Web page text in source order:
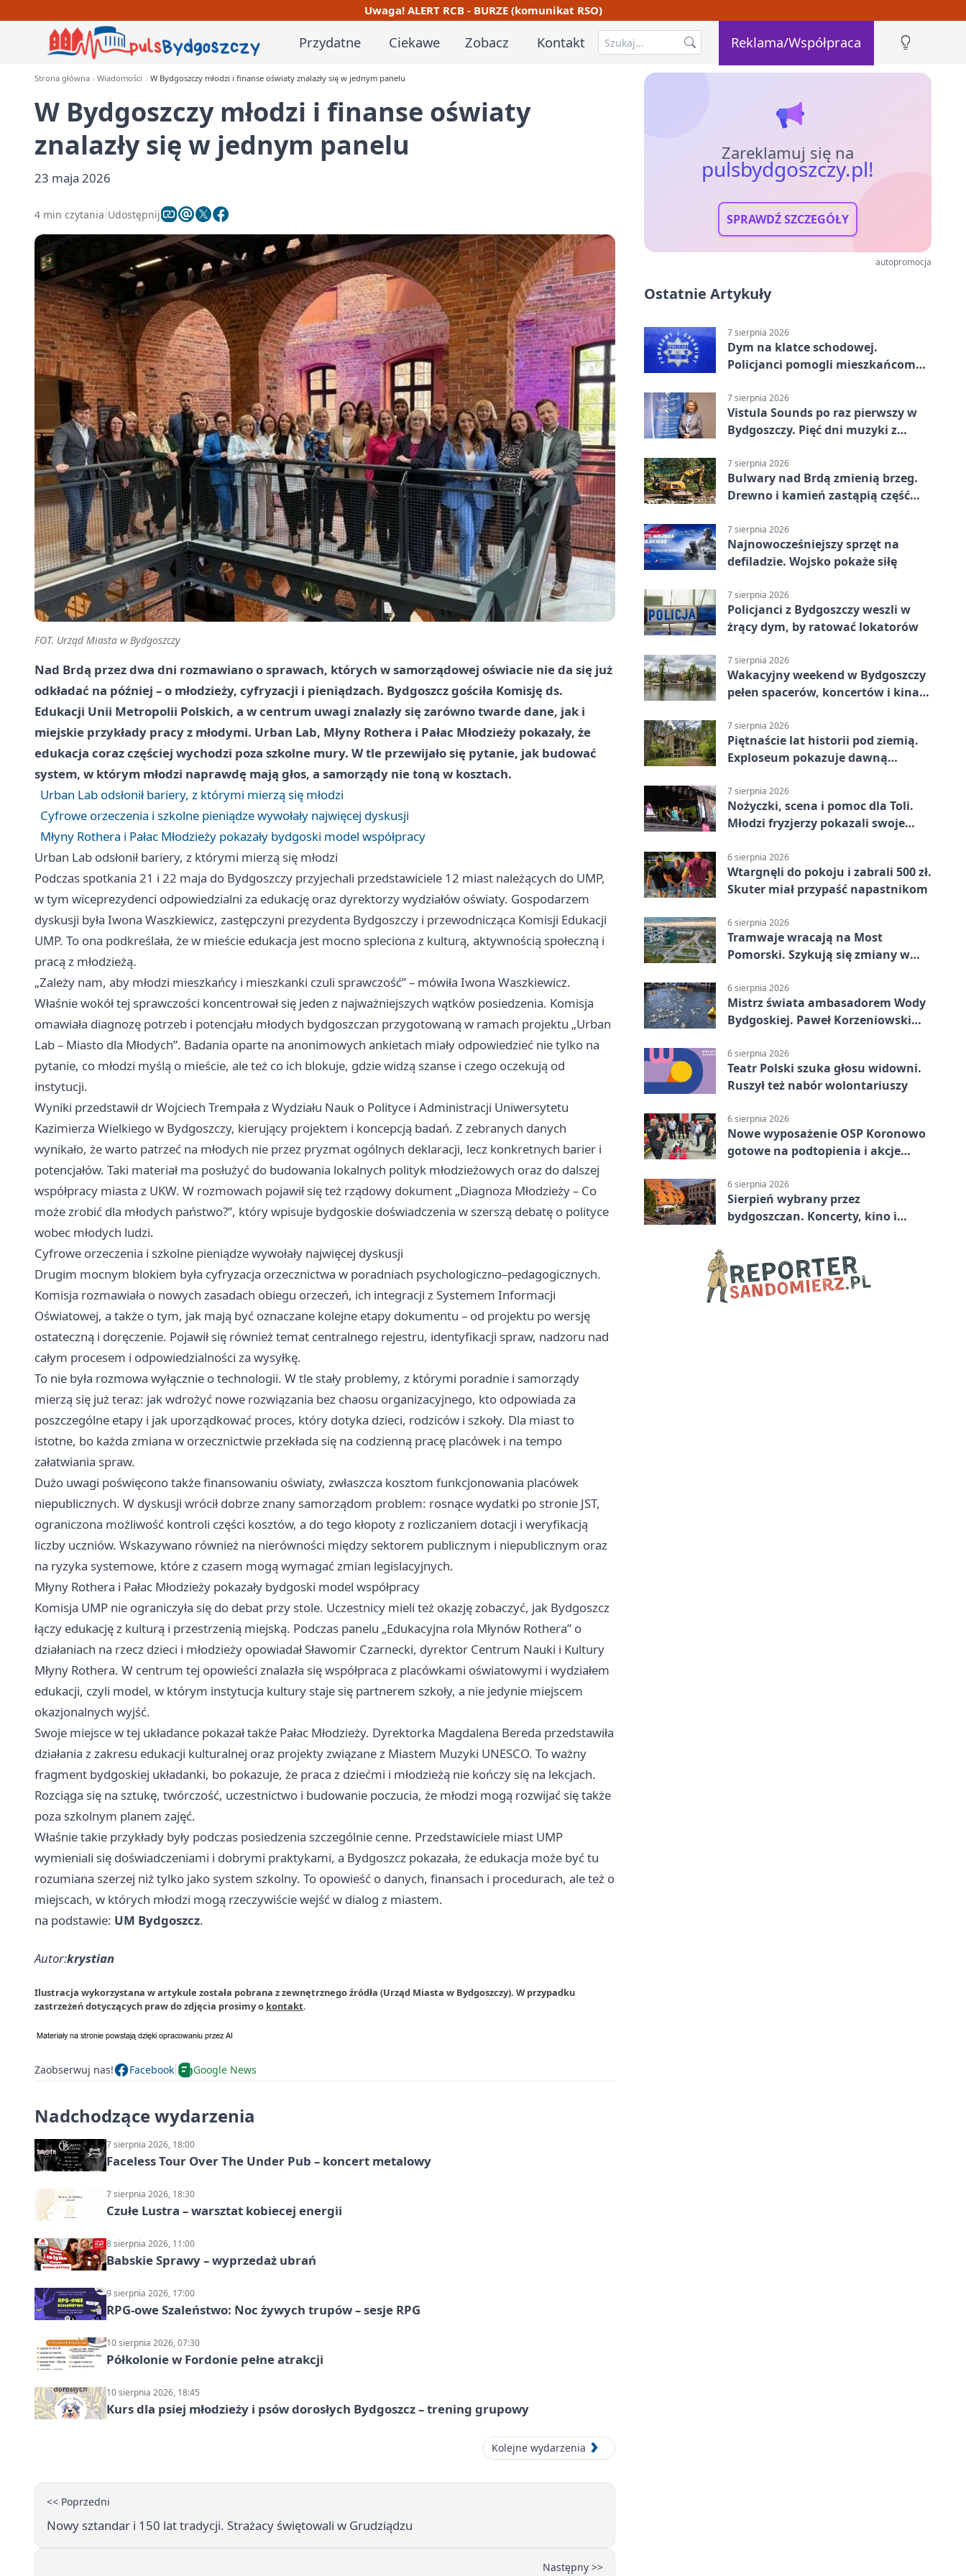
Uwaga! ALERT RCB - BURZE (komunikat RSO)
Przydatne Ciekawe Zobacz Kontakt Reklama/Współpraca
Strona główna Wiadomości W Bydgoszczy młodzi i finanse oświaty znalazły się w jednym panelu
W Bydgoszczy młodzi i finanse oświaty
znalazły się w jednym panelu
23 maja 2026
4 min czytania Udostępnij
FOT. Urząd Miasta w Bydgoszczy
Nad Brdą przez dwa dni rozmawiano o sprawach, których w samorządowej oświacie nie da się już
odkładać na później – o młodzieży, cyfryzacji i pieniądzach. Bydgoszcz gościła Komisję ds.
Edukacji Unii Metropolii Polskich, a w centrum uwagi znalazły się zarówno twarde dane, jak i
miejskie przykłady pracy z młodymi. Urban Lab, Młyny Rothera i Pałac Młodzieży pokazały, że
edukacja coraz częściej wychodzi poza szkolne mury. W tle przewijało się pytanie, jak budować
system, w którym młodzi naprawdę mają głos, a samorządy nie toną w kosztach.
Urban Lab odsłonił bariery, z którymi mierzą się młodzi
Cyfrowe orzeczenia i szkolne pieniądze wywołały najwięcej dyskusji
Młyny Rothera i Pałac Młodzieży pokazały bydgoski model współpracy
Urban Lab odsłonił bariery, z którymi mierzą się młodzi
Podczas spotkania 21 i 22 maja do Bydgoszczy przyjechali przedstawiciele 12 miast należących do UMP,
w tym wiceprezydenci odpowiedzialni za edukację oraz dyrektorzy wydziałów oświaty. Gospodarzem
dyskusji była Iwona Waszkiewicz, zastępczyni prezydenta Bydgoszczy i przewodnicząca Komisji Edukacji
UMP. To ona podkreślała, że w mieście edukacja jest mocno spleciona z kulturą, aktywnością społeczną i
pracą z młodzieżą.
„Zależy nam, aby młodzi mieszkańcy i mieszkanki czuli sprawczość” – mówiła Iwona Waszkiewicz.
Właśnie wokół tej sprawczości koncentrował się jeden z najważniejszych wątków posiedzenia. Komisja
omawiała diagnozę potrzeb i potencjału młodych bydgoszczan przygotowaną w ramach projektu „Urban
Lab – Miasto dla Młodych”. Badania oparte na anonimowych ankietach miały odpowiedzieć nie tylko na
pytanie, co młodzi myślą o mieście, ale też co ich blokuje, gdzie widzą szanse i czego oczekują od
instytucji.
Wyniki przedstawił dr Wojciech Trempała z Wydziału Nauk o Polityce i Administracji Uniwersytetu
Kazimierza Wielkiego w Bydgoszczy, kierujący projektem i koncepcją badań. Z zebranych danych
wynikało, że warto patrzeć na młodych nie przez pryzmat ogólnych deklaracji, lecz konkretnych barier i
potencjałów. Taki materiał ma posłużyć do budowania lokalnych polityk młodzieżowych oraz do dalszej
współpracy miasta z UKW. W rozmowach pojawił się też rządowy dokument „Diagnoza Młodzieży – Co
może zrobić dla młodych państwo?”, który wpisuje bydgoskie doświadczenia w szerszą debatę o polityce
wobec młodych ludzi.
Cyfrowe orzeczenia i szkolne pieniądze wywołały najwięcej dyskusji
Drugim mocnym blokiem była cyfryzacja orzecznictwa w poradniach psychologiczno–pedagogicznych.
Komisja rozmawiała o nowych zasadach obiegu orzeczeń, ich integracji z Systemem Informacji
Oświatowej, a także o tym, jak mają być oznaczane kolejne etapy dokumentu – od projektu po wersję
ostateczną i doręczenie. Pojawił się również temat centralnego rejestru, identyfikacji spraw, nadzoru nad
całym procesem i odpowiedzialności za wysyłkę.
To nie była rozmowa wyłącznie o technologii. W tle stały problemy, z którymi poradnie i samorządy
mierzą się już teraz: jak wdrożyć nowe rozwiązania bez chaosu organizacyjnego, kto odpowiada za
poszczególne etapy i jak uporządkować proces, który dotyka dzieci, rodziców i szkoły. Dla miast to
istotne, bo każda zmiana w orzecznictwie przekłada się na codzienną pracę placówek i na tempo
załatwiania spraw.
Dużo uwagi poświęcono także finansowaniu oświaty, zwłaszcza kosztom funkcjonowania placówek
niepublicznych. W dyskusji wrócił dobrze znany samorządom problem: rosnące wydatki po stronie JST,
ograniczona możliwość kontroli części kosztów, a do tego kłopoty z rozliczaniem dotacji i weryfikacją
liczby uczniów. Wskazywano również na nierówności między sektorem publicznym i niepublicznym oraz
na ryzyka systemowe, które z czasem mogą wymagać zmian legislacyjnych.
Młyny Rothera i Pałac Młodzieży pokazały bydgoski model współpracy
Komisja UMP nie ograniczyła się do debat przy stole. Uczestnicy mieli też okazję zobaczyć, jak Bydgoszcz
łączy edukację z kulturą i przestrzenią miejską. Podczas panelu „Edukacyjna rola Młynów Rothera” o
działaniach na rzecz dzieci i młodzieży opowiadał Sławomir Czarnecki, dyrektor Centrum Nauki i Kultury
Młyny Rothera. W centrum tej opowieści znalazła się współpraca z placówkami oświatowymi i wydziałem
edukacji, czyli model, w którym instytucja kultury staje się partnerem szkoły, a nie jedynie miejscem
okazjonalnych wyjść.
Swoje miejsce w tej układance pokazał także Pałac Młodzieży. Dyrektorka Magdalena Bereda przedstawiła
działania z zakresu edukacji kulturalnej oraz projekty związane z Miastem Muzyki UNESCO. To ważny
fragment bydgoskiej układanki, bo pokazuje, że praca z dziećmi i młodzieżą nie kończy się na lekcjach.
Rozciąga się na sztukę, twórczość, uczestnictwo i budowanie poczucia, że młodzi mogą rozwijać się także
poza szkolnym planem zajęć.
Właśnie takie przykłady były podczas posiedzenia szczególnie cenne. Przedstawiciele miast UMP
wymieniali się doświadczeniami i dobrymi praktykami, a Bydgoszcz pokazała, że edukacja może być tu
rozumiana szerzej niż tylko jako system szkolny. To opowieść o danych, finansach i procedurach, ale też o
miejscach, w których młodzi mogą rzeczywiście wejść w dialog z miastem.
na podstawie: UM Bydgoszcz.
Autor:krystian
Ilustracja wykorzystana w artykule została pobrana z zewnętrznego źródła (Urząd Miasta w Bydgoszczy). W przypadku
zastrzeżeń dotyczących praw do zdjęcia prosimy o kontakt.
Zaobserwuj nas! Facebook Google News
Nadchodzące wydarzenia
7 sierpnia 2026, 18:00
Faceless Tour Over The Under Pub – koncert metalowy
7 sierpnia 2026, 18:30
Czułe Lustra – warsztat kobiecej energii
8 sierpnia 2026, 11:00
Babskie Sprawy – wyprzedaż ubrań
9 sierpnia 2026, 17:00
RPG-owe Szaleństwo: Noc żywych trupów – sesje RPG
10 sierpnia 2026, 07:30
Półkolonie w Fordonie pełne atrakcji
10 sierpnia 2026, 18:45
Kurs dla psiej młodzieży i psów dorosłych Bydgoszcz – trening grupowy
Kolejne wydarzenia
<< Poprzedni
Nowy sztandar i 150 lat tradycji. Strażacy świętowali w Grudziądzu
Następny >>
Zareklamuj się na
pulsbydgoszczy.pl!
SPRAWDŹ SZCZEGÓŁY
autopromocja
Ostatnie Artykuły
7 sierpnia 2026
Dym na klatce schodowej.
Policjanci pomogli mieszkańcom
7 sierpnia 2026
Vistula Sounds po raz pierwszy w
Bydgoszczy. Pięć dni muzyki z
7 sierpnia 2026
Bulwary nad Brdą zmienią brzeg.
Drewno i kamień zastąpią część
7 sierpnia 2026
Najnowocześniejszy sprzęt na
defiladzie. Wojsko pokaże siłę
7 sierpnia 2026
Policjanci z Bydgoszczy weszli w
żrący dym, by ratować lokatorów
7 sierpnia 2026
Wakacyjny weekend w Bydgoszczy
pełen spacerów, koncertów i kina
7 sierpnia 2026
Piętnaście lat historii pod ziemią.
Exploseum pokazuje dawną
7 sierpnia 2026
Nożyczki, scena i pomoc dla Toli.
Młodzi fryzjerzy pokazali swoje
6 sierpnia 2026
Wtargnęli do pokoju i zabrali 500 zł.
Skuter miał przypaść napastnikom
6 sierpnia 2026
Tramwaje wracają na Most
Pomorski. Szykują się zmiany w
6 sierpnia 2026
Mistrz świata ambasadorem Wody
Bydgoskiej. Paweł Korzeniowski
6 sierpnia 2026
Teatr Polski szuka głosu widowni.
Ruszył też nabór wolontariuszy
6 sierpnia 2026
Nowe wyposażenie OSP Koronowo
gotowe na podtopienia i akcje
6 sierpnia 2026
Sierpień wybrany przez
bydgoszczan. Koncerty, kino i